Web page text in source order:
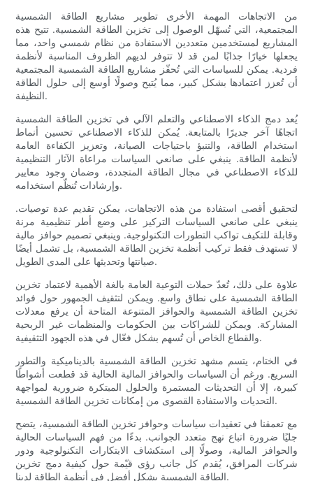
من الاتجاهات المهمة الأخرى تطوير مشاريع الطاقة الشمسية
المجتمعية، التي تُسهّل الوصول إلى تخزين الطاقة الشمسية. تتيح هذه
المشاريع لمستخدمين متعددين الاستفادة من نظام شمسي واحد، مما
يجعلها خيارًا جذابًا لمن قد لا تتوفر لديهم الظروف المناسبة لأنظمة
فردية. يمكن للسياسات التي تُحفّز مشاريع الطاقة الشمسية المجتمعية
أن تُعزز اعتمادها بشكل كبير، مما يُتيح وصولًا أوسع إلى حلول الطاقة
النظيفة.
يُعد دمج الذكاء الاصطناعي والتعلم الآلي في تخزين الطاقة الشمسية
اتجاهًا آخر جديرًا بالمتابعة. يُمكن للذكاء الاصطناعي تحسين أنماط
استخدام الطاقة، والتنبؤ باحتياجات الصيانة، وتعزيز الكفاءة العامة
لأنظمة الطاقة. ينبغي على صانعي السياسات مراعاة الآثار التنظيمية
للذكاء الاصطناعي في مجال الطاقة المتجددة، وضمان وجود معايير
وإرشادات تُنظّم استخدامه.
لتحقيق أقصى استفادة من هذه الاتجاهات، يمكن تقديم عدة توصيات.
ينبغي على صانعي السياسات التركيز على وضع أطر تنظيمية مرنة
وقابلة للتكيف تواكب التطورات التكنولوجية. وينبغي تصميم حوافز مالية
لا تستهدف فقط تركيب أنظمة تخزين الطاقة الشمسية، بل تشمل أيضًا
صيانتها وتحديثها على المدى الطويل.
علاوة على ذلك، تُعدّ حملات التوعية العامة بالغة الأهمية لاعتماد تخزين
الطاقة الشمسية على نطاق واسع. ويمكن لتثقيف الجمهور حول فوائد
تخزين الطاقة الشمسية والحوافز المتنوعة المتاحة أن يرفع معدلات
المشاركة. ويمكن للشراكات بين الحكومات والمنظمات غير الربحية
والقطاع الخاص أن تُسهم بشكل فعّال في هذه الجهود التثقيفية.
في الختام، يتسم مشهد تخزين الطاقة الشمسية بالديناميكية والتطور
السريع. ورغم أن السياسات والحوافز المالية الحالية قد قطعت أشواطًا
كبيرة، إلا أن التحديثات المستمرة والحلول المبتكرة ضرورية لمواجهة
التحديات والاستفادة القصوى من إمكانات تخزين الطاقة الشمسية.
مع تعمقنا في تعقيدات سياسات وحوافز تخزين الطاقة الشمسية، يتضح
جليًا ضرورة اتباع نهج متعدد الجوانب. بدءًا من فهم السياسات الحالية
والحوافز المالية، وصولًا إلى استكشاف الابتكارات التكنولوجية ودور
شركات المرافق، يُقدم كل جانب رؤى قيّمة حول كيفية دمج تخزين
الطاقة الشمسية بشكل أفضل في أنظمة الطاقة لدينا.